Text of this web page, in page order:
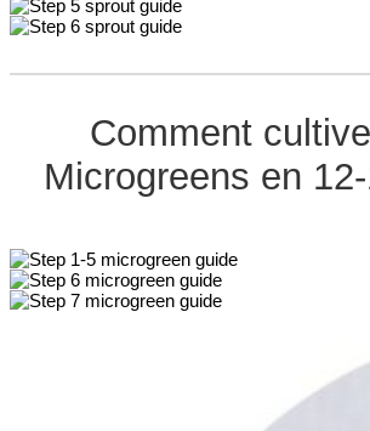
Comment
Microgreens en